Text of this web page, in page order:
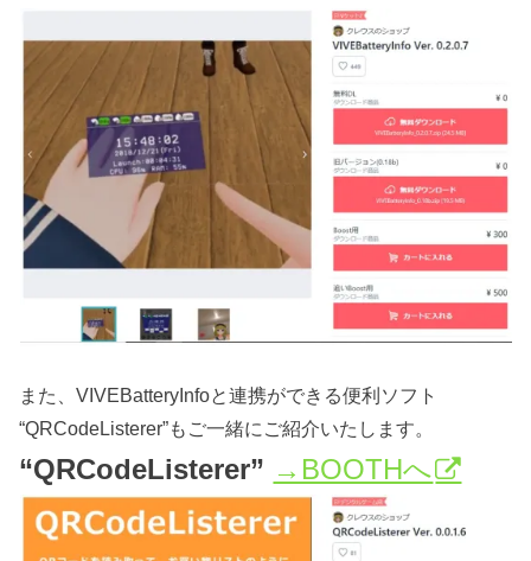
また、VIVEBatteryInfoと連携ができる便利ソフト
“QRCodeListerer”もご一緒にご紹介いたします。
“QRCodeListerer” →BOOTHへ